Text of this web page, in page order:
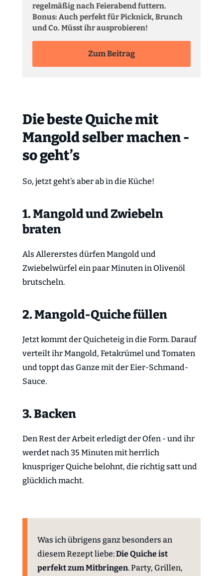
regelmäßig nach Feierabend futtern.
Bonus: Auch perfekt für Picknick, Brunch
und Co. Müsst ihr ausprobieren!
Zum Beitrag
Die beste Quiche mit
Mangold selber machen -
so geht’s
So, jetzt geht’s aber ab in die Küche!
1. Mangold und Zwiebeln
braten
Als Allererstes dürfen Mangold und
Zwiebelwürfel ein paar Minuten in Olivenöl
brutscheln.
2. Mangold-Quiche füllen
Jetzt kommt der Quicheteig in die Form. Darauf
verteilt ihr Mangold, Fetakrümel und Tomaten
und toppt das Ganze mit der Eier-Schmand-
Sauce.
3. Backen
Den Rest der Arbeit erledigt der Ofen - und ihr
werdet nach 35 Minuten mit herrlich
knuspriger Quiche belohnt, die richtig satt und
glücklich macht.
Was ich übrigens ganz besonders an
diesem Rezept liebe:Die Quiche ist
perfekt zum Mitbringen. Party, Grillen,